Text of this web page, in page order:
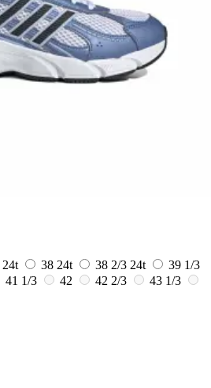
24t 38 24t 38 2/3 24t
39 1/3
41 1/3 42 42 2/3
43 1/3